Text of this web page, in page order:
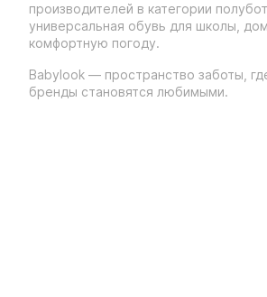
производителей в категории
универсальная обувь для школы,
комфортную погоду.
Babylook — пространство заботы,
бренды становятся любимыми.